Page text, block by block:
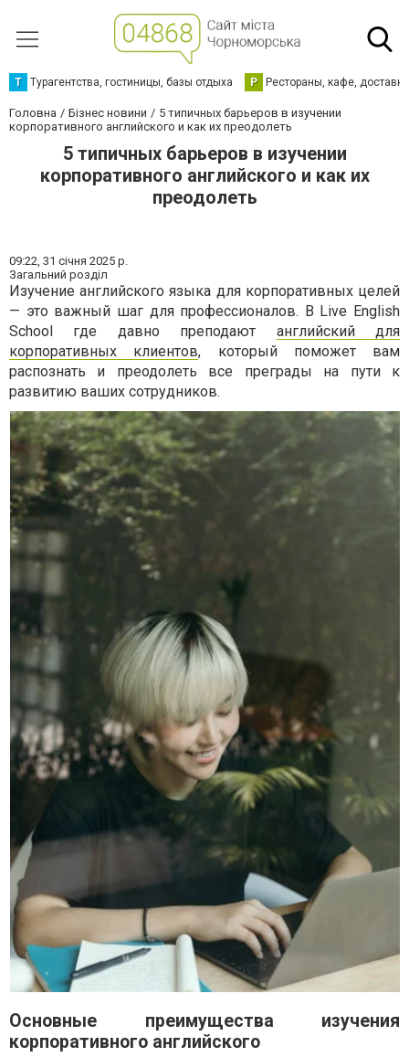
Т Турагентства, гостиницы, базы отдыха Р Рестораны, кафе,
Головна Бізнес новини
5 типичных барьеров в изучении
корпоративного английского и как их преодолеть
5 типичных барьеров в изучении
корпоративного английского и как их
преодолеть
09:22, 31 січня 2025 р.
Загальний розділ
Изучение английского языка для корпоративных целей
— это важный шаг для профессионалов. В Live English
School где давно преподают английский для
корпоративных клиентов, который поможет вам
распознать и преодолеть все преграды на пути к
развитию ваших сотрудников.
Основные преимущества изучения
корпоративного английского